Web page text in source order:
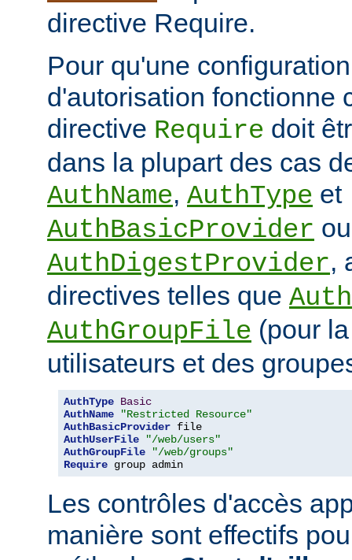
directive Require.
Pour qu'une
d'autorisation fonctionne
directive Require doit
dans la plupart des cas
AuthName, AuthType et
AuthBasicProvider ou
AuthDigestProvider,
directives telles que
AuthGroupFile (pour
utilisateurs et des
AuthType Basic
AuthName
"Restricted Resource"
AuthBasicProvider
AuthUserFile
"/web/users"
AuthGroupFile
"/web/groups"
Require group admin
Les contrôles d'accès
manière sont effectifs